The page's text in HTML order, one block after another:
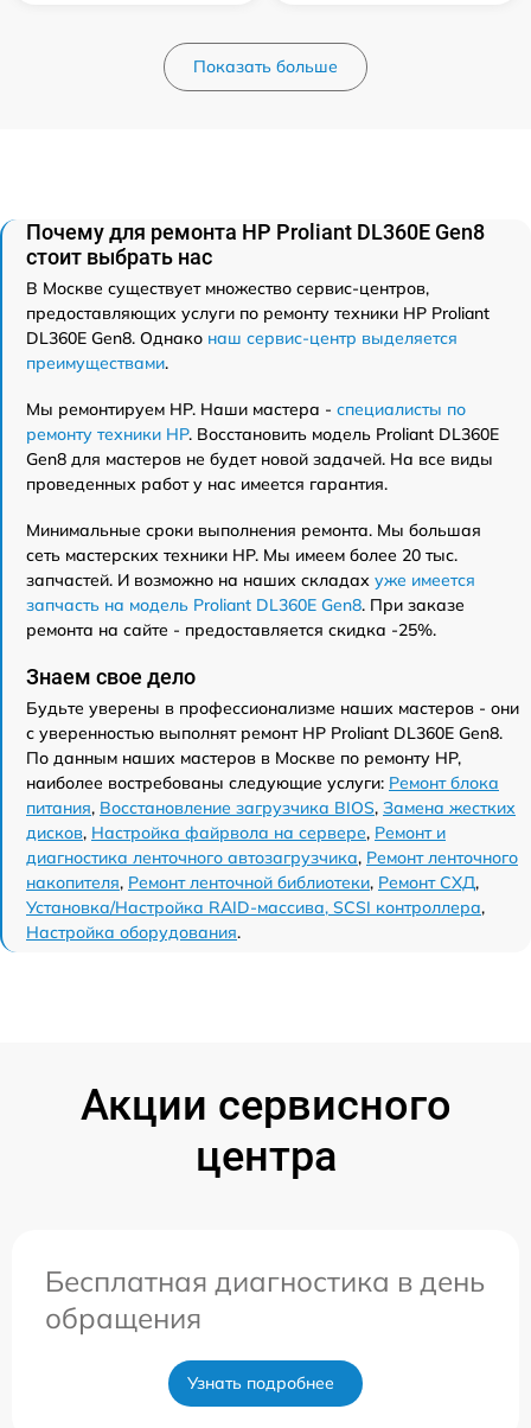
Показать больше
Почему для ремонта HP Proliant DL360E Gen8
стоит выбрать нас
В Москве существует множество сервис-центров,
предоставляющих услуги по ремонту техники HP Proliant
DL360E Gen8. Однако наш сервис-центр выделяется
преимуществами.
Мы ремонтируем HP. Наши мастера - специалисты по
ремонту техники HP. Восстановить модель Proliant DL360E
Gen8 для мастеров не будет новой задачей. На все виды
проведенных работ у нас имеется гарантия.
Минимальные сроки выполнения ремонта. Мы большая
сеть мастерских техники HP. Мы имеем более 20 тыс.
запчастей. И возможно на наших складах уже имеется
запчасть на модель Proliant DL360E Gen8. При заказе
ремонта на сайте - предоставляется скидка -25%.
Знаем свое дело
Будьте уверены в профессионализме наших мастеров - они
с уверенностью выполнят ремонт HP Proliant DL360E Gen8.
По данным наших мастеров в Москве по ремонту HP,
наиболее востребованы следующие услуги: Ремонт блока
питания, Восстановление загрузчика BIOS, Замена жестких
дисков, Настройка файрвола на сервере, Ремонт и
диагностика ленточного автозагрузчика, Ремонт ленточного
накопителя, Ремонт ленточной библиотеки, Ремонт СХД,
Установка/Настройка RAID-массива, SCSI контроллера,
Настройка оборудования.
Акции сервисного
центра
Бесплатная диагностика в день
обращения
Узнать подробнее